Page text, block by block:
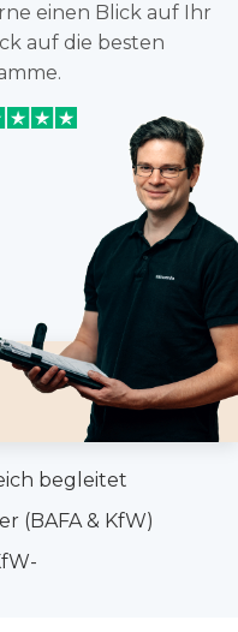
einen Blick auf Ihr
auf die besten
begleitet
(BAFA & KfW)